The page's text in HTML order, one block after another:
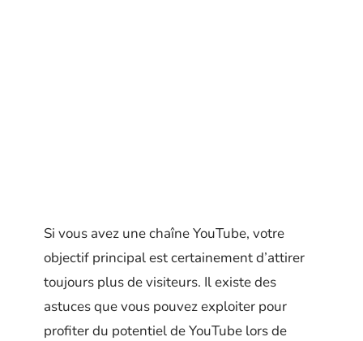
Si vous avez une chaîne YouTube, votre
objectif principal est certainement d’attirer
toujours plus de visiteurs. Il existe des
astuces que vous pouvez exploiter pour
profiter du potentiel de YouTube lors de